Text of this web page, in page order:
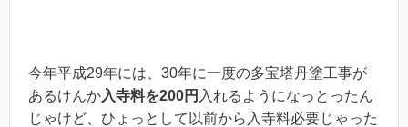
今年平成29年には、30年に一度の多宝塔丹塗工事が
あるけんか入寺料を200円 入れるようになっとったん
じゃけど、ひょっとして以前から入寺料必要じゃった